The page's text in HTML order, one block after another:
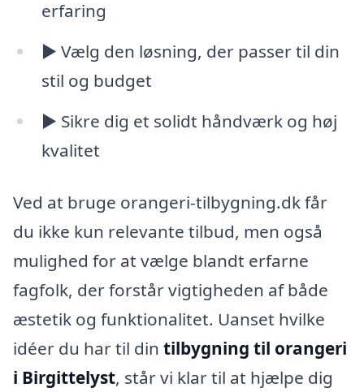
erfaring
► Vælg den løsning, der passer til din
stil og budget
► Sikre dig et solidt håndværk og høj
kvalitet
Ved at bruge orangeri-tilbygning.dk får
du ikke kun relevante tilbud, men også
mulighed for at vælge blandt erfarne
fagfolk, der forstår vigtigheden af både
æstetik og funktionalitet. Uanset hvilke
idéer du har til din tilbygning til orangeri
i Birgittelyst, står vi klar til at hjælpe dig